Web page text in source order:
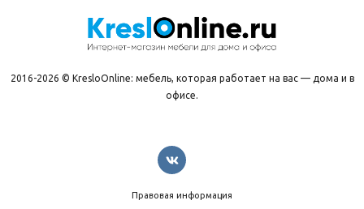
2016-2026 © KresloOnline: мебель, которая работает на вас — дома и в
офисе.
Правовая информация